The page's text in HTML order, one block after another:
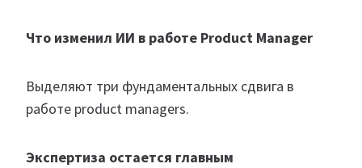
Что изменил ИИ в работе Product Manager
Выделяют три фундаментальных сдвига в
работе product managers.
Экспертиза остается главным